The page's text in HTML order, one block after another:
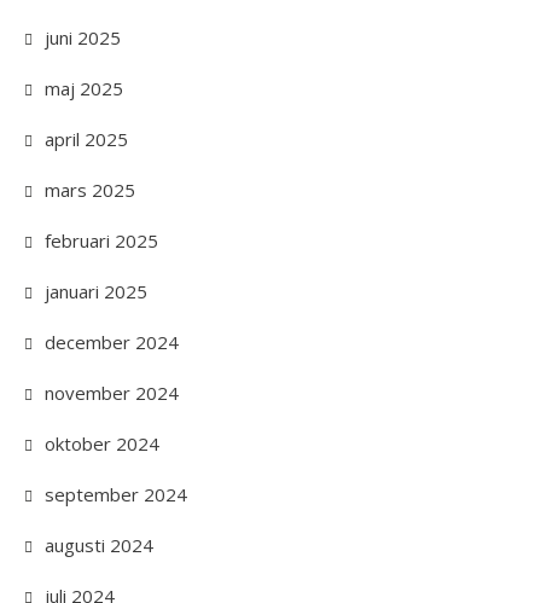
juni 2025
maj 2025
april 2025
mars 2025
februari 2025
januari 2025
december 2024
november 2024
oktober 2024
september 2024
augusti 2024
juli 2024